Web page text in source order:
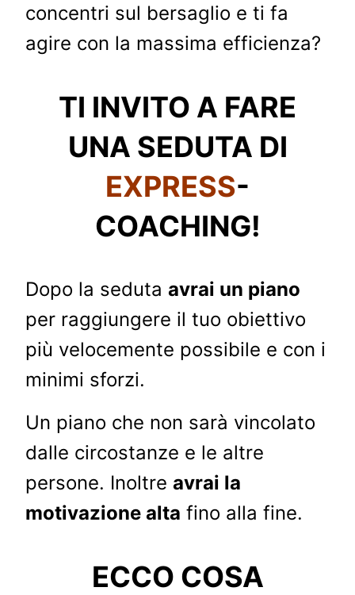
concentri sul bersaglio e ti fa
agire con la massima efficienza?
TI INVITO A FARE
UNA SEDUTA DI
EXPRESS-
COACHING!
Dopo la seduta avrai un piano
per raggiungere il tuo obiettivo
più velocemente possibile e con i
minimi sforzi.
Un piano che non sarà vincolato
dalle circostanze e le altre
persone. Inoltre avrai la
motivazione alta fino alla fine.
ECCO COSA